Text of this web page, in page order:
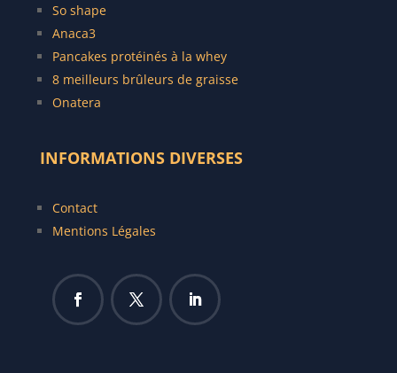
So shape
Anaca3
Pancakes protéinés à la whey
8 meilleurs brûleurs de graisse
Onatera
INFORMATIONS DIVERSES
Contact
Mentions Légales